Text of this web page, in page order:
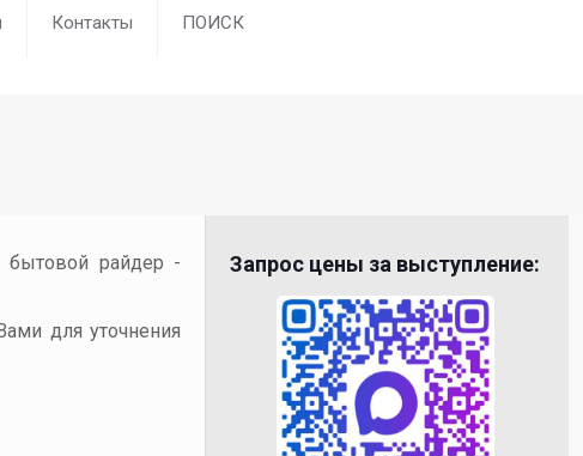
Контакты ПОИСК
бытовой райдер -
для уточнения
Запрос цены за выступление: